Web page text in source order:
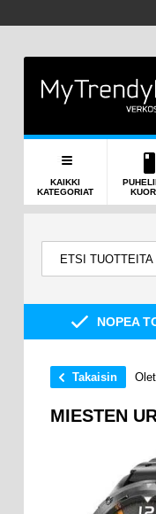
KAIKKI
KATEGORIAT
NOPEA
Takaisin
MIESTEN